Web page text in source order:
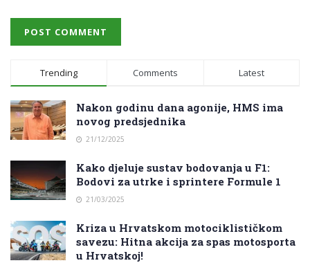
Trending Comments Latest
Nakon godinu dana agonije, HMS ima
novog predsjednika
21/12/2025
Kako djeluje sustav bodovanja u F1:
Bodovi za utrke i sprintere Formule 1
21/03/2025
Kriza u Hrvatskom motociklističkom
savezu: Hitna akcija za spas motosporta
u Hrvatskoj!